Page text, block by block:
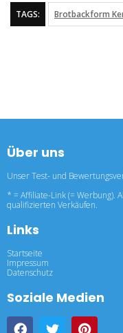
TAGS: Brotbackform
Über uns
Unser Test- und
* = Affiliate-Link (= Werbung).
qualifizierten Verkäufen.
Links
Startseite
Impressum
Datenschutz
Soziale Medien